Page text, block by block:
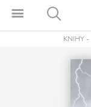
KNIHY -